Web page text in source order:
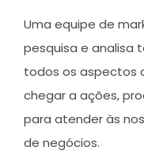
Uma equipe de
pesquisa e analisa
todos os aspectos
chegar a ações,
para atender às
de negócios.